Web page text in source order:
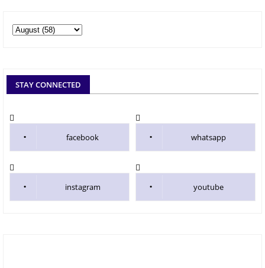
STAY CONNECTED
facebook whatsapp
instagram youtube